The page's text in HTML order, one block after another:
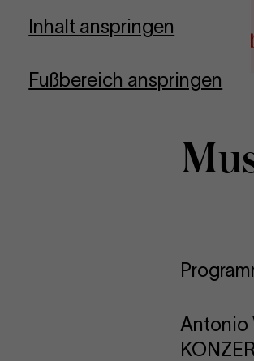
Inhalt anspringen
Fußbereich anspringen
Zur Startseite
Antonio